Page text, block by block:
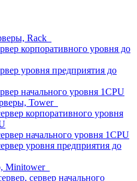
Rack
корпоративного уровня до
уровня предприятия до
начального уровня 1CPU
Tower
корпоративного уровня
начального уровня 1CPU
уровня предприятия до
Minitower
сервер начального